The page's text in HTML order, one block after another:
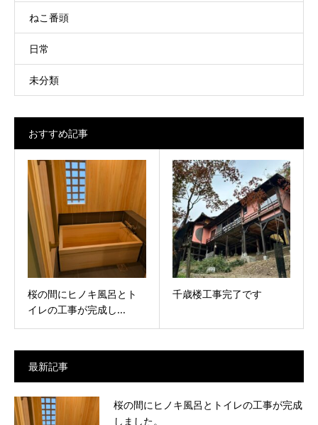
ねこ番頭
日常
未分類
おすすめ記事
桜の間にヒノキ風呂とト
イレの工事が完成し...
千歳楼工事完了です
最新記事
桜の間にヒノキ風呂とトイレの工事が完成
しました。